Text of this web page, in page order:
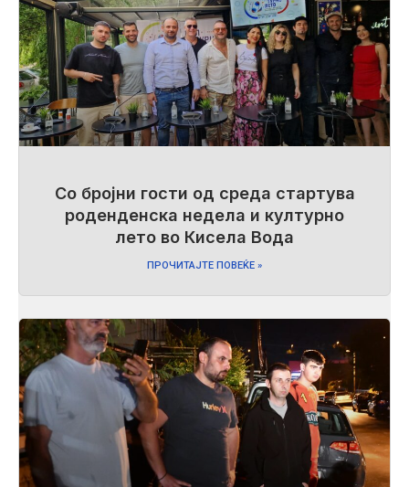
Со бројни гости од среда стартува
роденденска недела и културно
лето во Кисела Вода
ПРОЧИТАЈТЕ ПОВЕЌЕ »